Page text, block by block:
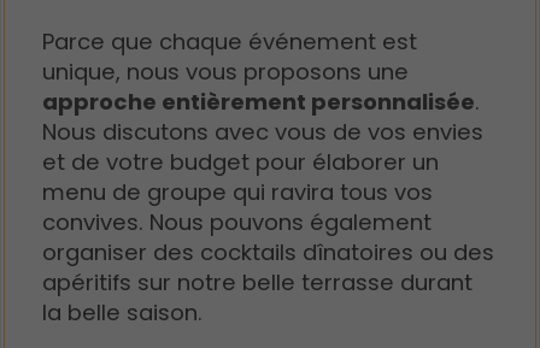
Parce que chaque événement est
unique, nous vous proposons une
approche entièrement personnalisée.
Nous discutons avec vous de vos envies
et de votre budget pour élaborer un
menu de groupe qui ravira tous vos
convives. Nous pouvons également
organiser des cocktails dînatoires ou des
apéritifs sur notre belle terrasse durant
la belle saison.